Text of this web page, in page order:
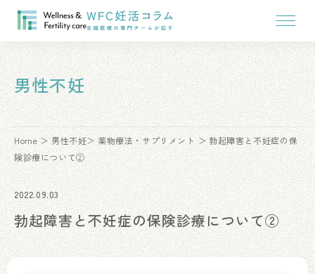
男性不妊
Home 男性不妊 薬物療法・サプリメント
勃起障害と不妊症の保
険診療について②
2022.09.03
勃起障害と不妊症の保険診療について②